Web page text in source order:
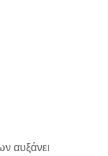
αυξάνει